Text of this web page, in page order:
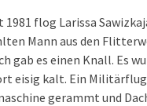
1981 flog Larissa
Mann aus den
gab es einen Knall. Es
eisig kalt. Ein
gerammt und